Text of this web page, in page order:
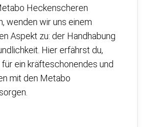
Heckenscheren
wenden wir uns einem
Aspekt zu: der Handhabung
Hier erfährst du,
ein kräfteschonendes und
mit den Metabo